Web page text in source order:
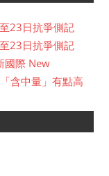
23日抗爭側記
23日抗爭側記
國際 New
含中量」有點高